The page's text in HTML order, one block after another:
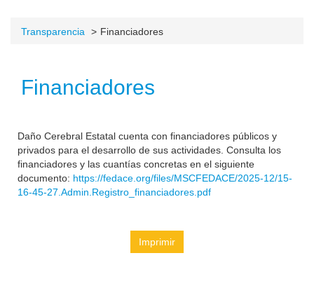
Transparencia Financiadores
Financiadores
Daño Cerebral Estatal cuenta con financiadores públicos y
privados para el desarrollo de sus actividades. Consulta los
financiadores y las cuantías concretas en el siguiente
documento: https://fedace.org/files/MSCFEDACE/2025-12/15-
16-45-27.Admin.Registro_financiadores.pdf
Imprimir